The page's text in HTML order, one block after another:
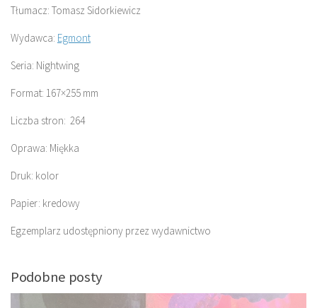
Tłumacz: Tomasz Sidorkiewicz
Wydawca: Egmont
Seria: Nightwing
Format: 167×255 mm
Liczba stron: 264
Oprawa: Miękka
Druk: kolor
Papier: kredowy
Egzemplarz udostępniony przez wydawnictwo
Podobne posty